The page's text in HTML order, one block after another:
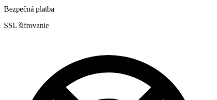
Bezpečná platba
SSL šifrovanie